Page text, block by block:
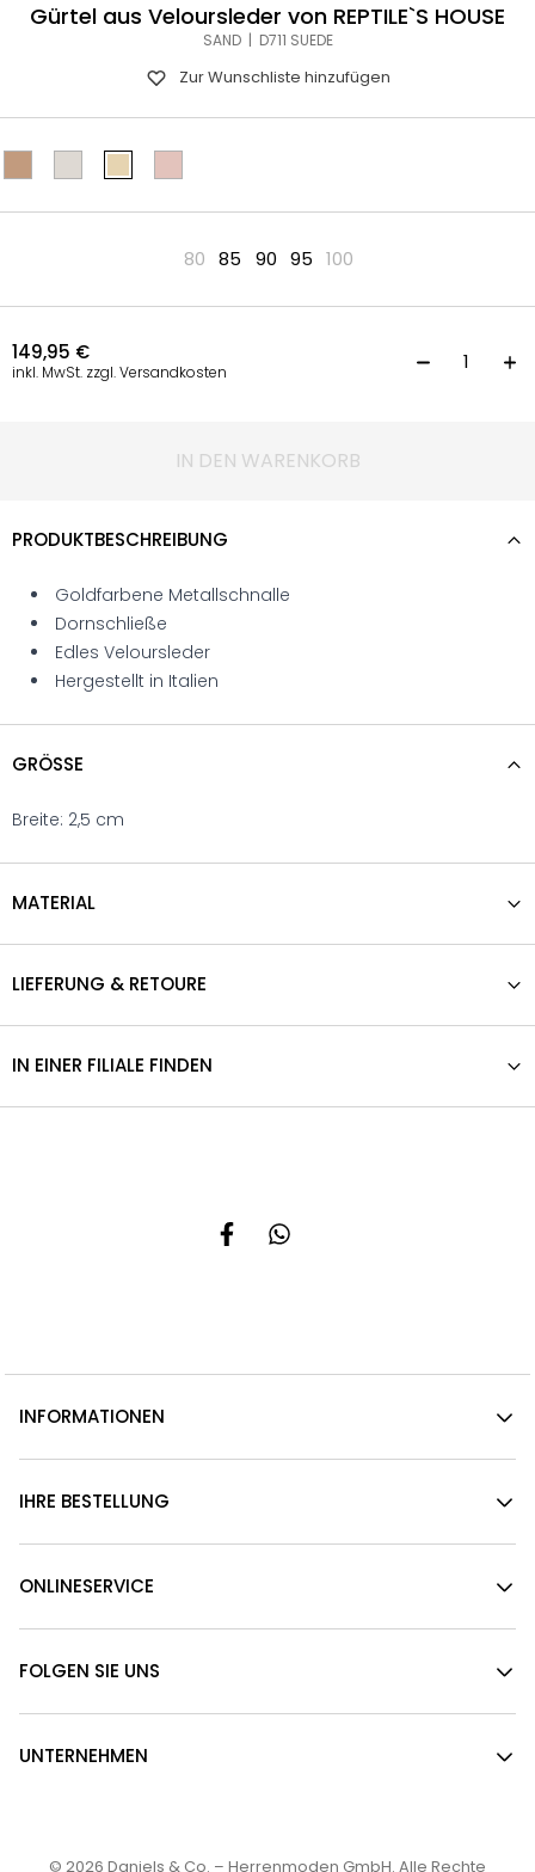
Gürtel aus Veloursleder von REPTILE`S HOUSE
SAND | D711 SUEDE
Zur Wunschliste hinzufügen
80 85 90 95 100
149,95 €
inkl. MwSt. zzgl. Versandkosten
IN DEN WARENKORB
PRODUKTBESCHREIBUNG
Goldfarbene Metallschnalle
Dornschließe
Edles Veloursleder
Hergestellt in Italien
GRÖSSE
Breite: 2,5 cm
MATERIAL
LIEFERUNG & RETOURE
IN EINER FILIALE FINDEN
INFORMATIONEN
IHRE BESTELLUNG
ONLINESERVICE
FOLGEN SIE UNS
UNTERNEHMEN
© 2026 Daniels & Co. – Herrenmoden GmbH. Alle Rechte